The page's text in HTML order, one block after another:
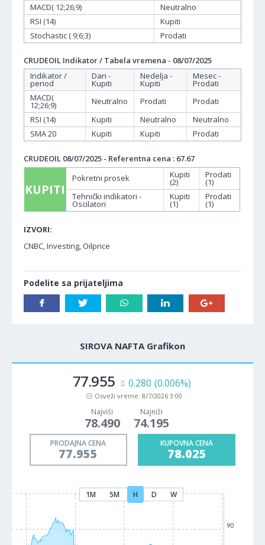
MACD( 12;26;9)
Neutralno
RSI (14)
Kupiti
Stochastic ( 9;6;3)
Prodati
CRUDEOIL Indikator / Tabela vremena - 08/07/2025
Indikator /
period
Dan -
Kupiti
Nedelja -
Kupiti
Mesec -
Prodati
MACD(
12;26;9) Neutralno Prodati
Prodati
RSI (14)
Kupiti Neutralno
Neutralno
SMA 20
Kupiti Kupiti Prodati
CRUDEOIL 08/07/2025 - Referentna cena : 67.67
KUPITI
Pokretni prosek Kupiti
(2)
Prodati
(1)
Tehnički indikatori -
Oscilatori
Kupiti
(1)
Prodati
(1)
IZVORI:
CNBC, Investing, Oilprice
Podelite sa prijateljima
SIROVA NAFTA Grafikon
77.955 0.280 (0.006%)
Osveži vreme: 8/7/2026 3:00
Najviši
78.490
Najniži
74.195
PRODAJNA CENA
77.955
KUPOVNA CENA
78.025
1M 5M H D W
90